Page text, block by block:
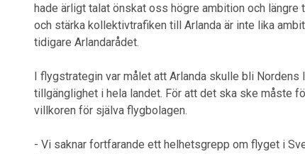
hade ärligt talat önskat oss högre ambition och
och stärka kollektivtrafiken till Arlanda är inte lika
tidigare Arlandarådet.
I flygstrategin var målet att Arlanda skulle bli
tillgänglighet i hela landet. För att det ska ske måste
villkoren för själva flygbolagen.
- Vi saknar fortfarande ett helhetsgrepp om flyget i